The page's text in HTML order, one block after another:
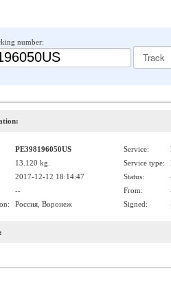
number:
PE398196050US Service:
13.120 kg. Service type:
2017-12-12 18:14:47 Status:
-- From:
Россия, Воронеж Signed: